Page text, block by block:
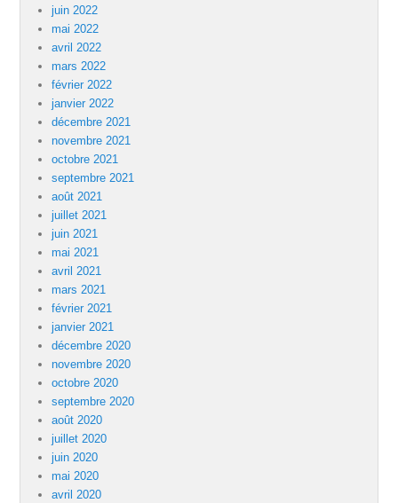
juin 2022
mai 2022
avril 2022
mars 2022
février 2022
janvier 2022
décembre 2021
novembre 2021
octobre 2021
septembre 2021
août 2021
juillet 2021
juin 2021
mai 2021
avril 2021
mars 2021
février 2021
janvier 2021
décembre 2020
novembre 2020
octobre 2020
septembre 2020
août 2020
juillet 2020
juin 2020
mai 2020
avril 2020